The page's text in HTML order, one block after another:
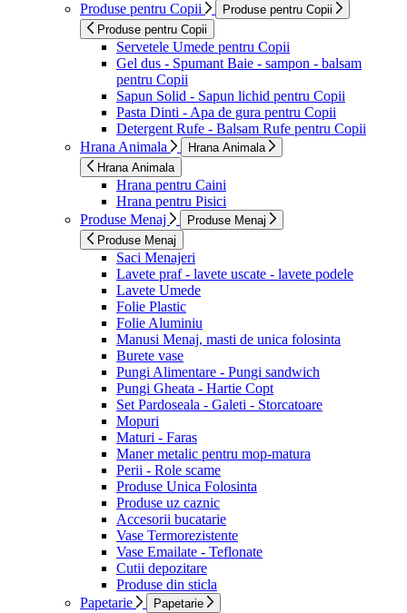
Produse pentru Copii
Produse pentru Copii
Produse pentru Copii
Servetele Umede pentru Copii
Gel dus - Spumant Baie - sampon - balsam
pentru Copii
Sapun Solid - Sapun lichid pentru Copii
Pasta Dinti - Apa de gura pentru Copii
Detergent Rufe - Balsam Rufe pentru Copii
Hrana Animala
Hrana Animala
Hrana Animala
Hrana pentru Caini
Hrana pentru Pisici
Produse Menaj
Produse Menaj
Produse Menaj
Saci Menajeri
Lavete praf - lavete uscate - lavete podele
Lavete Umede
Folie Plastic
Folie Aluminiu
Manusi Menaj, masti de unica folosinta
Burete vase
Pungi Alimentare - Pungi sandwich
Pungi Gheata - Hartie Copt
Set Pardoseala - Galeti - Storcatoare
Mopuri
Maturi - Faras
Maner metalic pentru mop-matura
Perii - Role scame
Produse Unica Folosinta
Produse uz caznic
Accesorii bucatarie
Vase Termorezistente
Vase Emailate - Teflonate
Cutii depozitare
Produse din sticla
Papetarie
Papetarie